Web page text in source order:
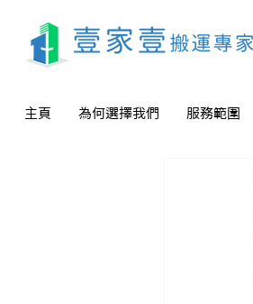
主頁 為何選擇我們 服務範圍